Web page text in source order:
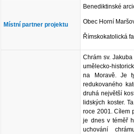
Místní partner projektu
Benediktinské
Obec Horní
Římskokatolická
Chrám sv.
umělecko-
na Moravě. Je
redukovaného
druhá největší
lidských koster.
roce 2001. Cílem
je dnes v téměř
uchování